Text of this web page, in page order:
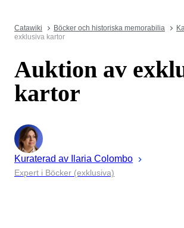
Catawiki Böcker och historiska memorabilia
exklusiva kartor
Auktion av
kartor
Kuraterad av Ilaria Colombo
Expert i Böcker (exklusiva)